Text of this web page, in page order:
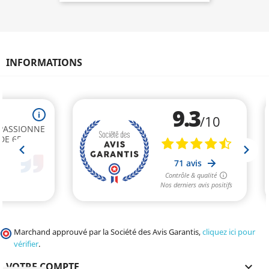
INFORMATIONS
Marchand approuvé par la Société des Avis Garantis,cliquez ici pour
vérifier.